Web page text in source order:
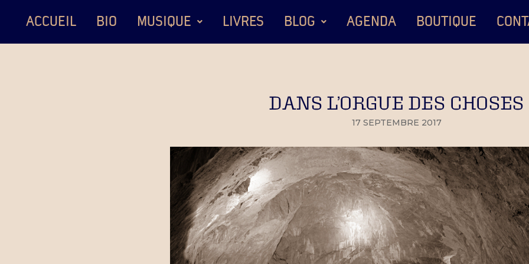
ACCUEIL BIO MUSIQUE LIVRES BLOG AGENDA BOUTIQUE
DANS L’ORGUE DES CHOSES
17 SEPTEMBRE 2017